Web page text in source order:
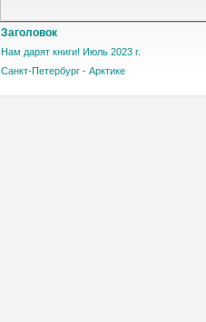
Заголовок
Нам дарят книги! Июль 2023 г.
Санкт-Петербург - Арктике